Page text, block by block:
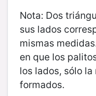
Nota: Dos
sus lados
mismas
en que los
los lados, sólo
formados.